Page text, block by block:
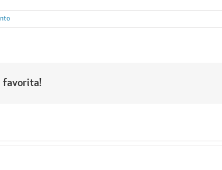
favorita!